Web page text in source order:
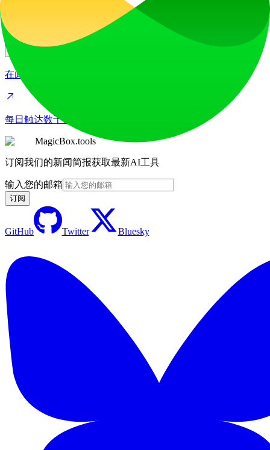
在此投放广告
每日触达数千访客。立即获取您的位置！
MagicBox.tools
订阅我们的新闻简报获取最新AI工具
输入您的邮箱
订阅
GitHub Twitter Bluesky